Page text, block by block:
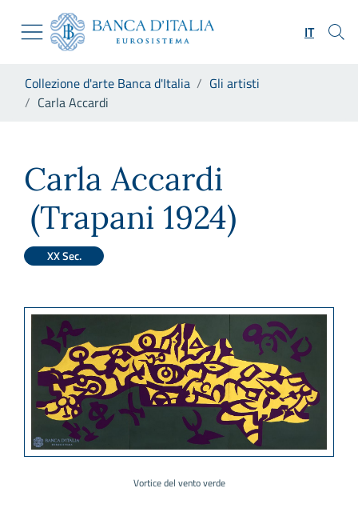
Skip to Main Content
Vai al sito istituzionale
Vai al menu di navigazione
Vai alla ricerca
Vai al footer
IT
Collezione d'arte Banca d'Italia
Gli artisti
Carla Accardi
Carla Accardi
(Trapani 1924)
XX Sec.
Vortice del vento verde